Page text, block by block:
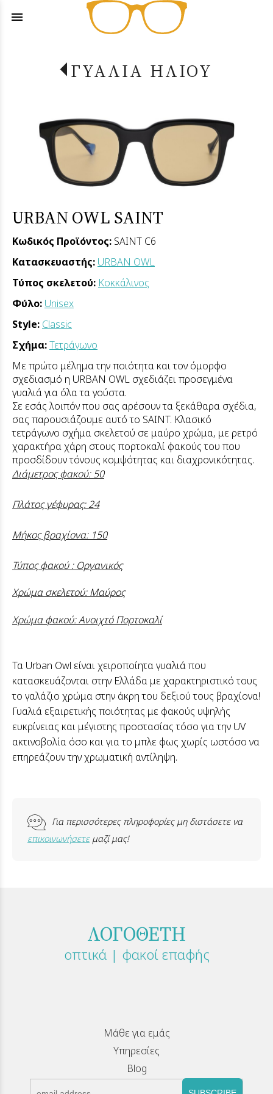
menu
ΓΥΑΛΙΑ ΗΛΙΟΥ
URBAN OWL SAINT
Κωδικός Προϊόντος: SAINT C6
Κατασκευαστής: URBAN OWL
Τύπος σκελετού: Κοκκάλινος
Φύλο: Unisex
Style: Classic
Σχήμα:Τετράγωνο
Με πρώτο μέλημα την ποιότητα και τον όμορφο
σχεδιασμό η URBAN OWL σχεδιάζει προσεγμένα
γυαλιά για όλα τα γούστα.
Σε εσάς λοιπόν που σας αρέσουν τα ξεκάθαρα σχέδια,
σας παρουσιάζουμε αυτό το SAINT. Κλασικό
τετράγωνο σχήμα σκελετού σε μαύρο χρώμα, με ρετρό
χαρακτήρα χάρη στους πορτοκαλί φακούς του που
προσδίδουν τόνους κομψότητας και διαχρονικότητας.
Διάμετρος φακού: 50
Πλάτος γέφυρας: 24
Μήκος βραχίονα: 150
Τύπος φακού : Οργανικός
Χρώμα σκελετού: Μαύρος
Χρώμα φακού: Ανοιχτό Πορτοκαλί
Τα Urban Owl είναι χειροποίητα γυαλιά που
κατασκευάζονται στην Ελλάδα με χαρακτηριστικό τους
το γαλάζιο χρώμα στην άκρη του δεξιού τους βραχίονα!
Γυαλιά εξαιρετικής ποιότητας με φακούς υψηλής
ευκρίνειας και μέγιστης προστασίας τόσο για την UV
ακτινοβολία όσο και για το μπλε φως χωρίς ωστόσο να
επηρεάζουν την χρωματική αντίληψη.
Για περισσότερες πληροφορίες μη διστάσετε να
επικοινωνήσετεμαζί μας!
ΛΟΓΟΘΕΤΗ
οπτικά | φακοί επαφής
Μάθε για εμάς
Υπηρεσίες
Blog